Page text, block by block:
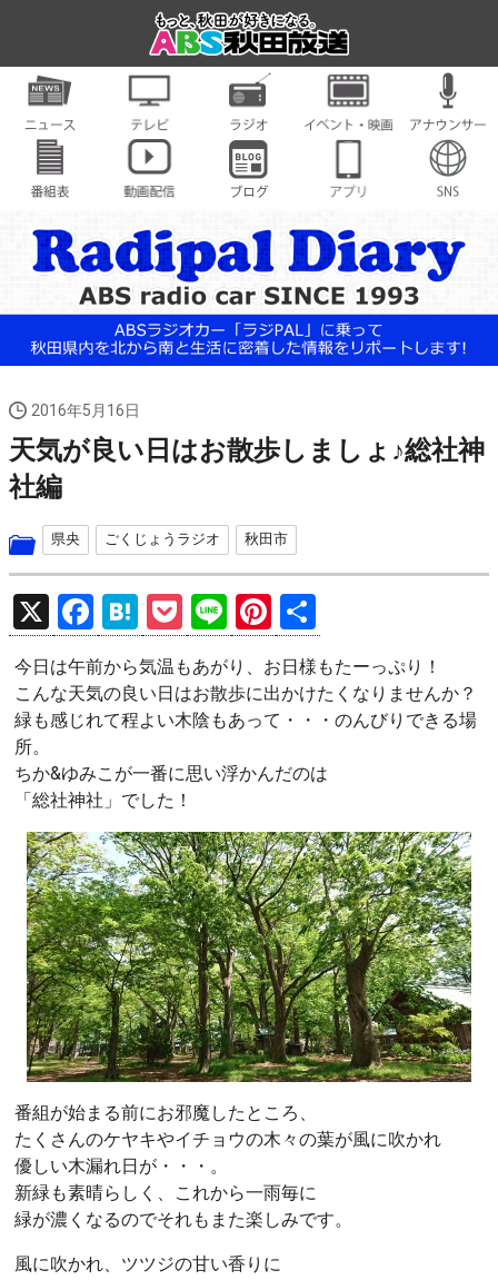
2016年5月16日
天気が良い日はお散歩しましょ♪総社神
社編
県央 ごくじょうラジオ 秋田市
X
F
a
ce
b
o
k
H
at
e
n
a
P
o
ck
et
Li
n
e
Pi
nt
er
es
有
今日は午前から気温もあがり、お日様もたーっぷり！
こんな天気の良い日はお散歩に出かけたくなりませんか？
緑も感じれて程よい木陰もあって・・・のんびりできる場
所。
ちか&ゆみこが一番に思い浮かんだのは
「総社神社」でした！
番組が始まる前にお邪魔したところ、
たくさんのケヤキやイチョウの木々の葉が風に吹かれ
優しい木漏れ日が・・・。
新緑も素晴らしく、これから一雨毎に
緑が濃くなるのでそれもまた楽しみです。
風に吹かれ、ツツジの甘い香りに